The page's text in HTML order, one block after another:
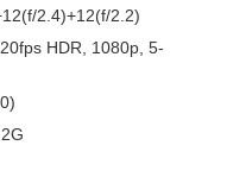
2.4)+12(f/2.2)
HDR, 1080p, 5-